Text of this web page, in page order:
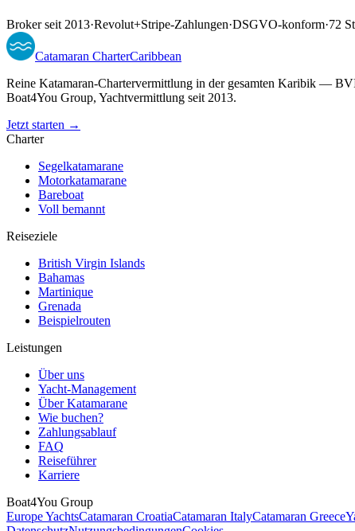
Broker seit 2013·Revolut+Stripe-Zahlungen·DSGVO-konform·72
Catamaran CharterCaribbean
Reine Katamaran-Chartervermittlung in der gesamten Karibik —
Boat4You Group, Yachtvermittlung seit 2013.
Jetzt starten →
Charter
Segelkatamarane
Motorkatamarane
Bareboat
Voll bemannt
Reiseziele
British Virgin Islands
Bahamas
Martinique
Grenada
Beispielrouten
Leistungen
Über uns
Yacht-Management
Über Katamarane
Wie buchen?
Zahlungsablauf
FAQ
Reiseführer
Karriere
Boat4You Group
Europe YachtsCatamaran CroatiaCatamaran ItalyCatamaran Greece